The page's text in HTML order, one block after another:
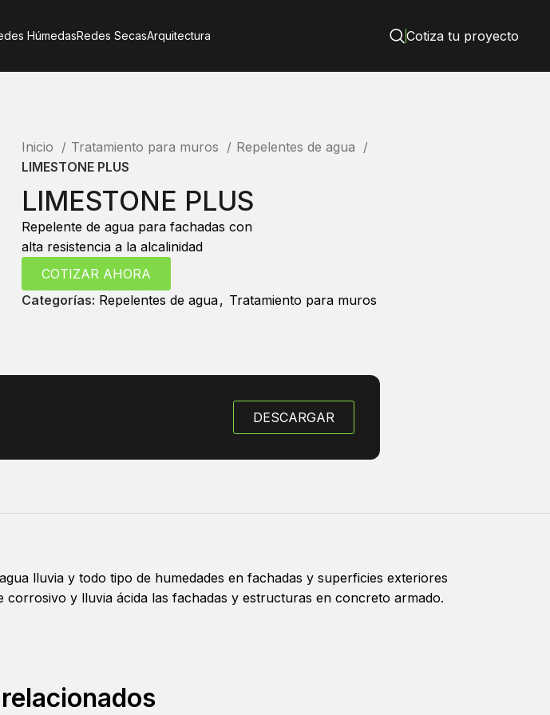
HúmedasRedes SecasArquitectura Cotiza tu proyecto
Inicio Tratamiento para muros
Repelentes de agua
LIMESTONE PLUS
LIMESTONE PLUS
Repelente de agua para fachadas con
alta resistencia a la alcalinidad
COTIZAR AHORA
Categorías: Repelentes de agua, Tratamiento para muros
DESCARGAR
lluvia y todo tipo de humedades en fachadas y superficies exteriores
y lluvia ácida las fachadas y estructuras en concreto armado.